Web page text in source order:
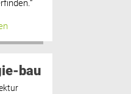
bau